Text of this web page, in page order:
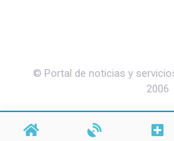
© Portal de noticias y
2006